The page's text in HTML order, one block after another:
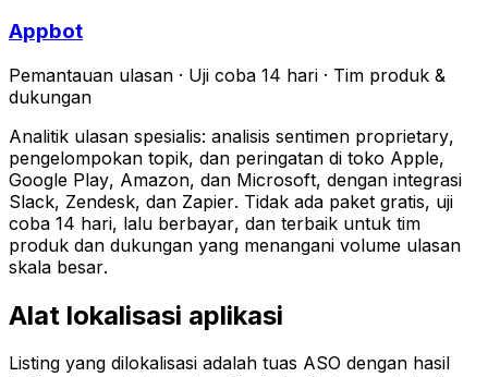
Appbot
Pemantauan ulasan · Uji coba 14 hari · Tim produk &
dukungan
Analitik ulasan spesialis: analisis sentimen proprietary,
pengelompokan topik, dan peringatan di toko Apple,
Google Play, Amazon, dan Microsoft, dengan integrasi
Slack, Zendesk, dan Zapier. Tidak ada paket gratis, uji
coba 14 hari, lalu berbayar, dan terbaik untuk tim
produk dan dukungan yang menangani volume ulasan
skala besar.
Alat lokalisasi aplikasi
Listing yang dilokalisasi adalah tuas ASO dengan hasil